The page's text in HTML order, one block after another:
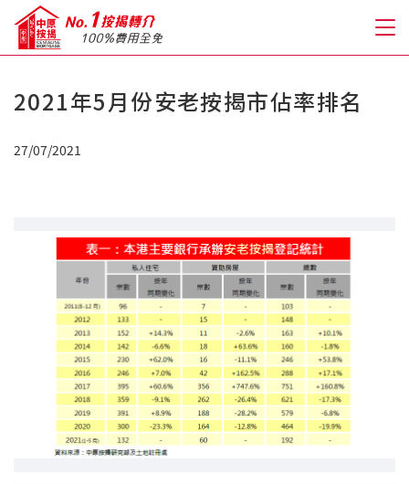
關於我們
免費房貸轉介服務
免費開戶轉介服務
私人貸款
優惠禮遇
新盤優越按揭優惠
2021年5月份安老按揭市佔率排名
27/07/2021